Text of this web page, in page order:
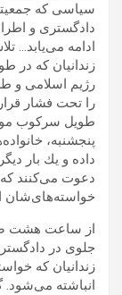
سياسى كه
دادگسترى و
ادامه مى‌يابد…
زندانيان كه در
رژيم اسلامى و
را تحت فشار
طويل سركوب
داده و يك بار
دعوت مى‌كنند
خواسته‌هاى‌شان از روز شنبه ٢٩
جلوى در
زندانيان كه
انباشته مى‌شود.